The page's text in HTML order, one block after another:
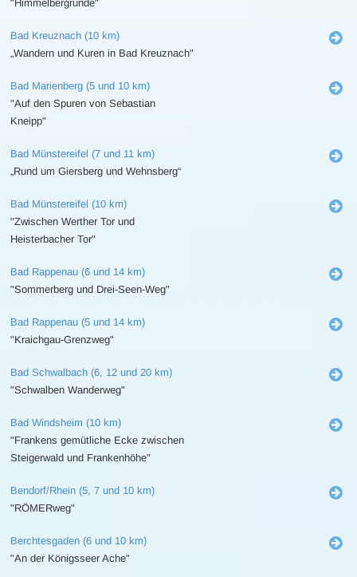
"Himmelbergrunde"
Bad Kreuznach (10 km)
„Wandern und Kuren in Bad Kreuznach"
Bad Marienberg (5 und 10 km)
"Auf den Spuren von Sebastian
Kneipp"
Bad Münstereifel (7 und 11 km)
„Rund um Giersberg und Wehnsberg“
Bad Münstereifel (10 km)
"Zwischen Werther Tor und
Heisterbacher Tor"
Bad Rappenau (6 und 14 km)
"Sommerberg und Drei-Seen-Weg"
Bad Rappenau (5 und 14 km)
"Kraichgau-Grenzweg"
Bad Schwalbach (6, 12 und 20 km)
"Schwalben Wanderweg"
Bad Windsheim (10 km)
"Frankens gemütliche Ecke zwischen
Steigerwald und Frankenhöhe"
Bendorf/Rhein (5, 7 und 10 km)
"RÖMERweg"
Berchtesgaden (6 und 10 km)
"An der Königsseer Ache"